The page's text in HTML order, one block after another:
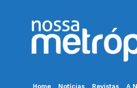
Home Notícias Revistas A